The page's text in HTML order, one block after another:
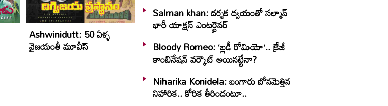
Ashwinidutt: 50 ఏళ్ళ
వైజయంతీ మూవీస్
Salman khan: దర్శక ద్వయంతో సల్మాన్
భారీ యాక్షన్ ఎంటర్టైనర్
Bloody Romeo: ‘బ్లడీ రోమియో’.. క్రేజీ
కాంబినేషన్ వర్కౌట్ అయినట్టేనా?
Niharika Konidela: బంగారు బోనమెత్తిన
నిహారిక.. కోరిక తీరిందంటూ..